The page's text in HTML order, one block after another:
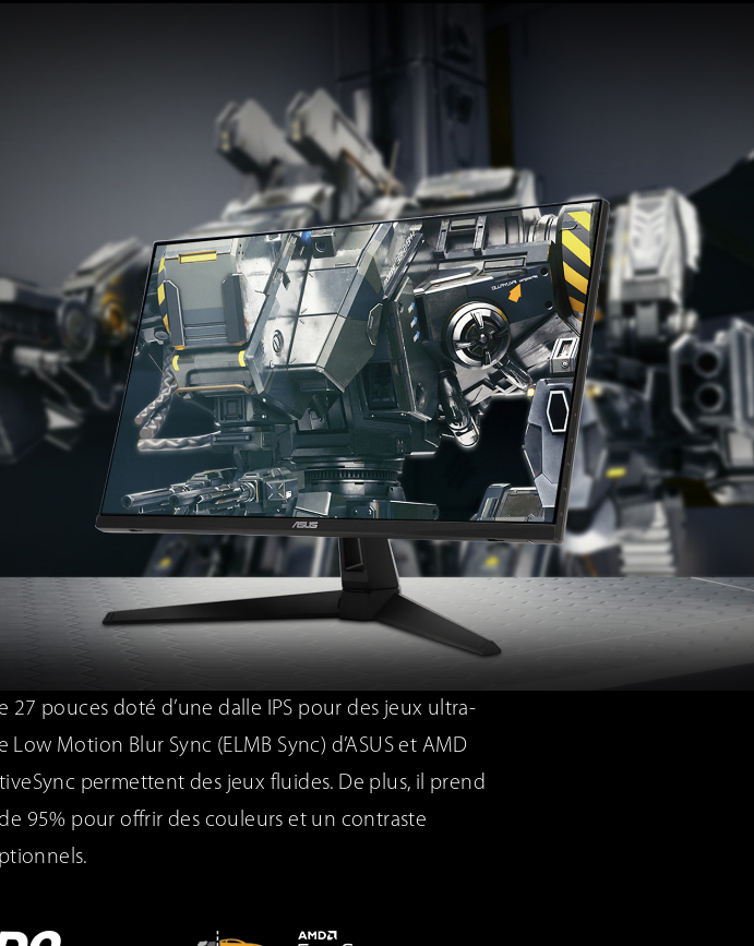
27 pouces doté d’une dalle IPS pour des jeux ultra-
Motion Blur Sync (ELMB Sync) d’ASUS et AMD
permettent des jeux fluides. De plus, il prend
95% pour offrir des couleurs et un contraste